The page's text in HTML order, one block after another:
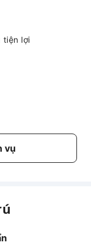
tiện lợi
vụ